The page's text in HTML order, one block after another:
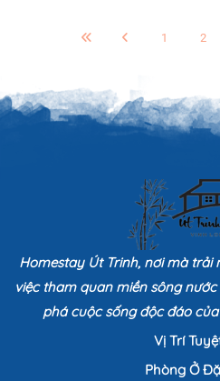
1 2
Homestay Út Trinh, nơi mà trải
việc tham quan miền sông
phá cuộc sống độc đáo
Vị Trí
Phòng Ở